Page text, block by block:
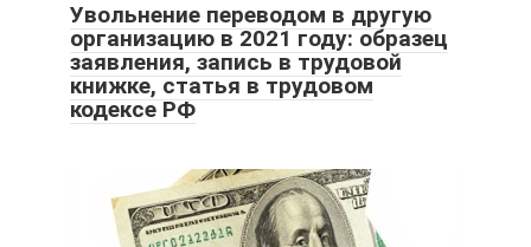
Увольнение переводом в другую
организацию в 2021 году: образец
заявления, запись в трудовой
книжке, статья в трудовом
кодексе РФ